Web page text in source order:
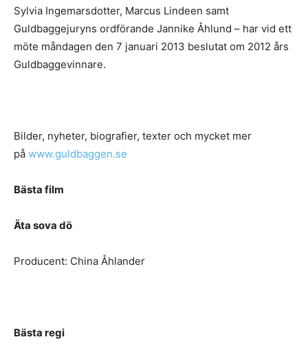
Sylvia Ingemarsdotter, Marcus Lindeen samt
Guldbaggejuryns ordförande Jannike Åhlund – har vid ett
möte måndagen den 7 januari 2013 beslutat om 2012 års
Guldbaggevinnare.
Bilder, nyheter, biografier, texter och mycket mer
på www.guldbaggen.se
Bästa film
Äta sova dö
Producent: China Åhlander
Bästa regi